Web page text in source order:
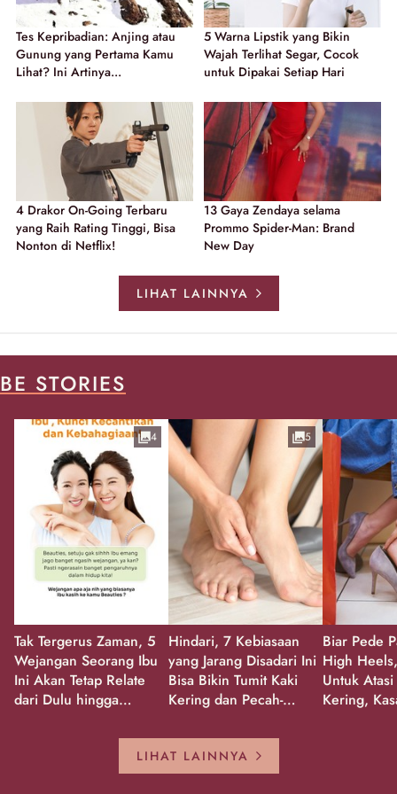
Tes Kepribadian: Anjing atau
Gunung yang Pertama Kamu
Lihat? Ini Artinya...
5 Warna Lipstik yang Bikin
Wajah Terlihat Segar, Cocok
untuk Dipakai Setiap Hari
4 Drakor On-Going Terbaru
yang Raih Rating Tinggi, Bisa
Nonton di Netflix!
13 Gaya Zendaya selama
Prommo Spider-Man: Brand
New Day
LIHAT LAINNYA
BE STORIES
Tak Tergerus Zaman, 5
Wejangan Seorang Ibu
Ini Akan Tetap Relate
dari Dulu hingga
4
Hindari, 7 Kebiasaan
yang Jarang Disadari Ini
Bisa Bikin Tumit Kaki
Kering dan Pecah-
5
Biar Pede
High
Untuk
Kering,
LIHAT LAINNYA